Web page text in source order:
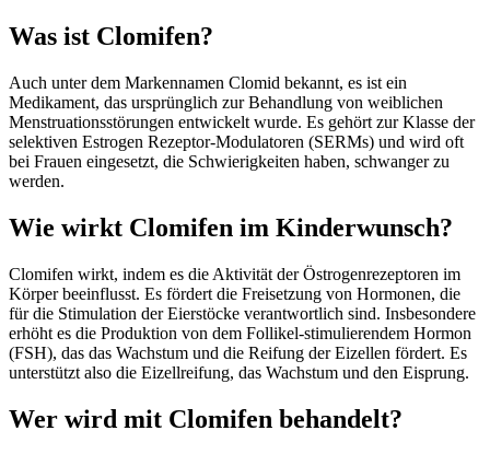
Was ist Clomifen?
Auch unter dem Markennamen Clomid bekannt, es ist ein
Medikament, das ursprünglich zur Behandlung von weiblichen
Menstruationsstörungen entwickelt wurde. Es gehört zur Klasse der
selektiven Estrogen Rezeptor-Modulatoren (SERMs) und wird oft
bei Frauen eingesetzt, die Schwierigkeiten haben, schwanger zu
werden.
Wie wirkt Clomifen im Kinderwunsch?
Clomifen wirkt, indem es die Aktivität der Östrogenrezeptoren im
Körper beeinflusst. Es fördert die Freisetzung von Hormonen, die
für die Stimulation der Eierstöcke verantwortlich sind. Insbesondere
erhöht es die Produktion von dem Follikel-stimulierendem Hormon
(FSH), das das Wachstum und die Reifung der Eizellen fördert. Es
unterstützt also die Eizellreifung, das Wachstum und den Eisprung.
Wer wird mit Clomifen behandelt?